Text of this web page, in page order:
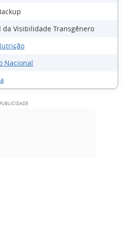
Visibilidade Transgênero
Nacional